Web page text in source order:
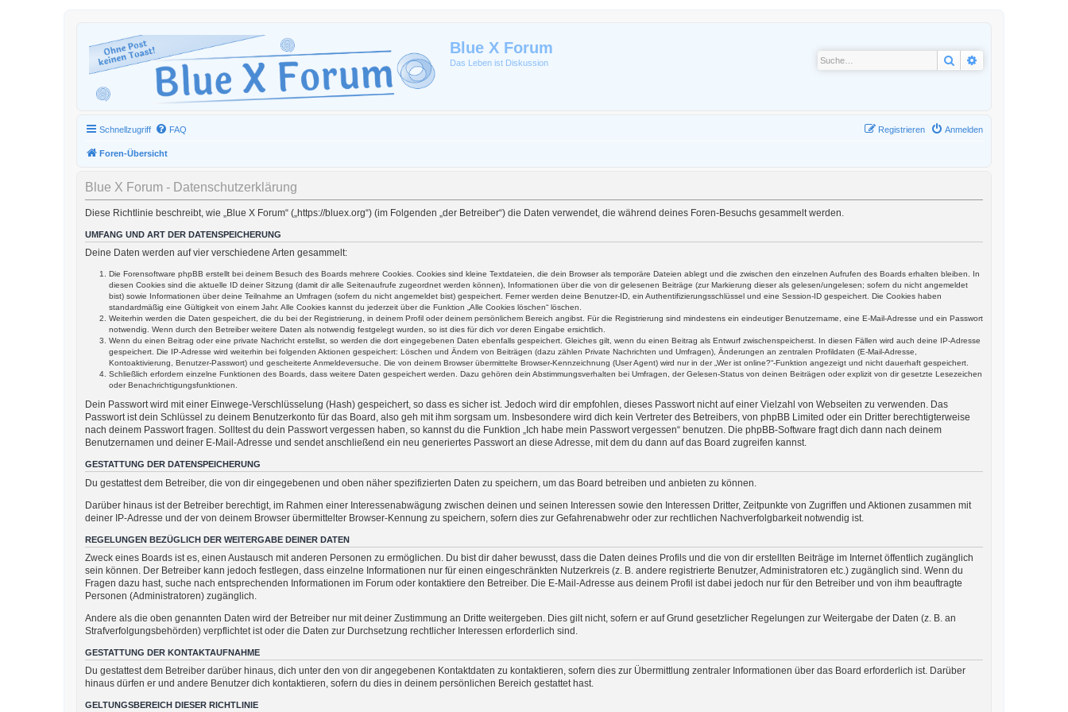
Blue X Forum
Das Leben ist Diskussion Suche
Schnellzugriff FAQ Anmelden
Registrieren
Foren-Übersicht
Blue X Forum - Datenschutzerklärung
Diese Richtlinie beschreibt, wie „Blue X Forum“ („https://bluex.org“) (im Folgenden „der Betreiber“) die Daten verwendet, die während deines Foren-Besuchs gesammelt werden.
UMFANG UND ART DER DATENSPEICHERUNG
Deine Daten werden auf vier verschiedene Arten gesammelt:
Die Forensoftware phpBB erstellt bei deinem Besuch des Boards mehrere Cookies. Cookies sind kleine Textdateien, die dein Browser als temporäre Dateien ablegt und die zwischen den einzelnen Aufrufen des Boards erhalten bleiben. In
diesen Cookies sind die aktuelle ID deiner Sitzung (damit dir alle Seitenaufrufe zugeordnet werden können), Informationen über die von dir gelesenen Beiträge (zur Markierung dieser als gelesen/ungelesen; sofern du nicht angemeldet
bist) sowie Informationen über deine Teilnahme an Umfragen (sofern du nicht angemeldet bist) gespeichert. Ferner werden deine Benutzer-ID, ein Authentifizierungsschlüssel und eine Session-ID gespeichert. Die Cookies haben
standardmäßig eine Gültigkeit von einem Jahr. Alle Cookies kannst du jederzeit über die Funktion „Alle Cookies löschen“ löschen.
Weiterhin werden die Daten gespeichert, die du bei der Registrierung, in deinem Profil oder deinem persönlichem Bereich angibst. Für die Registrierung sind mindestens ein eindeutiger Benutzername, eine E-Mail-Adresse und ein Passwort
notwendig. Wenn durch den Betreiber weitere Daten als notwendig festgelegt wurden, so ist dies für dich vor deren Eingabe ersichtlich.
Wenn du einen Beitrag oder eine private Nachricht erstellst, so werden die dort eingegebenen Daten ebenfalls gespeichert. Gleiches gilt, wenn du einen Beitrag als Entwurf zwischenspeicherst. In diesen Fällen wird auch deine IP-Adresse
gespeichert. Die IP-Adresse wird weiterhin bei folgenden Aktionen gespeichert: Löschen und Ändern von Beiträgen (dazu zählen Private Nachrichten und Umfragen), Änderungen an zentralen Profildaten (E-Mail-Adresse,
Kontoaktivierung, Benutzer-Passwort) und gescheiterte Anmeldeversuche. Die von deinem Browser übermittelte Browser-Kennzeichnung (User Agent) wird nur in der „Wer ist online?“-Funktion angezeigt und nicht dauerhaft gespeichert.
Schließlich erfordern einzelne Funktionen des Boards, dass weitere Daten gespeichert werden. Dazu gehören dein Abstimmungsverhalten bei Umfragen, der Gelesen-Status von deinen Beiträgen oder explizit von dir gesetzte Lesezeichen
oder Benachrichtigungsfunktionen.
Dein Passwort wird mit einer Einwege-Verschlüsselung (Hash) gespeichert, so dass es sicher ist. Jedoch wird dir empfohlen, dieses Passwort nicht auf einer Vielzahl von Webseiten zu verwenden. Das
Passwort ist dein Schlüssel zu deinem Benutzerkonto für das Board, also geh mit ihm sorgsam um. Insbesondere wird dich kein Vertreter des Betreibers, von phpBB Limited oder ein Dritter berechtigterweise
nach deinem Passwort fragen. Solltest du dein Passwort vergessen haben, so kannst du die Funktion „Ich habe mein Passwort vergessen“ benutzen. Die phpBB-Software fragt dich dann nach deinem
Benutzernamen und deiner E-Mail-Adresse und sendet anschließend ein neu generiertes Passwort an diese Adresse, mit dem du dann auf das Board zugreifen kannst.
GESTATTUNG DER DATENSPEICHERUNG
Du gestattest dem Betreiber, die von dir eingegebenen und oben näher spezifizierten Daten zu speichern, um das Board betreiben und anbieten zu können.
Darüber hinaus ist der Betreiber berechtigt, im Rahmen einer Interessenabwägung zwischen deinen und seinen Interessen sowie den Interessen Dritter, Zeitpunkte von Zugriffen und Aktionen zusammen mit
deiner IP-Adresse und der von deinem Browser übermittelter Browser-Kennung zu speichern, sofern dies zur Gefahrenabwehr oder zur rechtlichen Nachverfolgbarkeit notwendig ist.
REGELUNGEN BEZÜGLICH DER WEITERGABE DEINER DATEN
Zweck eines Boards ist es, einen Austausch mit anderen Personen zu ermöglichen. Du bist dir daher bewusst, dass die Daten deines Profils und die von dir erstellten Beiträge im Internet öffentlich zugänglich
sein können. Der Betreiber kann jedoch festlegen, dass einzelne Informationen nur für einen eingeschränkten Nutzerkreis (z. B. andere registrierte Benutzer, Administratoren etc.) zugänglich sind. Wenn du
Fragen dazu hast, suche nach entsprechenden Informationen im Forum oder kontaktiere den Betreiber. Die E-Mail-Adresse aus deinem Profil ist dabei jedoch nur für den Betreiber und von ihm beauftragte
Personen (Administratoren) zugänglich.
Andere als die oben genannten Daten wird der Betreiber nur mit deiner Zustimmung an Dritte weitergeben. Dies gilt nicht, sofern er auf Grund gesetzlicher Regelungen zur Weitergabe der Daten (z. B. an
Strafverfolgungsbehörden) verpflichtet ist oder die Daten zur Durchsetzung rechtlicher Interessen erforderlich sind.
GESTATTUNG DER KONTAKTAUFNAHME
Du gestattest dem Betreiber darüber hinaus, dich unter den von dir angegebenen Kontaktdaten zu kontaktieren, sofern dies zur Übermittlung zentraler Informationen über das Board erforderlich ist. Darüber
hinaus dürfen er und andere Benutzer dich kontaktieren, sofern du dies in deinem persönlichen Bereich gestattet hast.
GELTUNGSBEREICH DIESER RICHTLINIE